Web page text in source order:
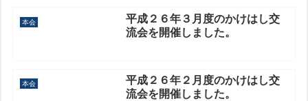
本会
平成２６年３月度のかけはし交
流会を開催しました。
本会
平成２６年２月度のかけはし交
流会を開催しました。